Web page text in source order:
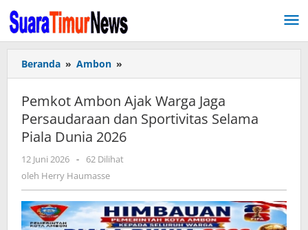
Lewati
ke
konten
Beranda » Ambon »
Ambon
Ajak
Warga
Jaga
Persaudaraan
Piala
Dunia
2026
Pemkot Ambon Ajak Warga Jaga
Persaudaraan dan Sportivitas Selama
Piala Dunia 2026
12 Juni 2026 oleh
Herry
-
62 Dilihat
oleh Herry Haumasse